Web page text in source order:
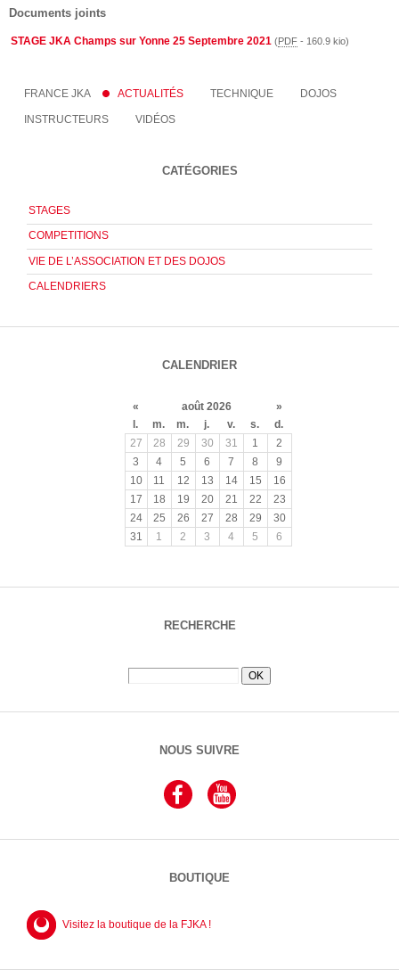
Documents joints
STAGE JKA Champs sur Yonne 25 Septembre 2021(PDF - 160.9 kio)
FRANCE JKA ACTUALITÉS TECHNIQUE DOJOS
INSTRUCTEURS VIDÉOS
CATÉGORIES
STAGES
COMPETITIONS
VIE DE L’ASSOCIATION ET DES DOJOS
CALENDRIERS
CALENDRIER
« août 2026
»
l.
m. m. j. v. s.
d.
27
28 29 30 31 1
2
3
4 5 6 7 8
9
10
11 12 13 14 15
16
17
18 19 20 21 22
23
24
25 26 27 28 29
30
31
1 2 3 4 5 6
RECHERCHE
NOUS SUIVRE
BOUTIQUE
Visitez la boutique de la FJKA !